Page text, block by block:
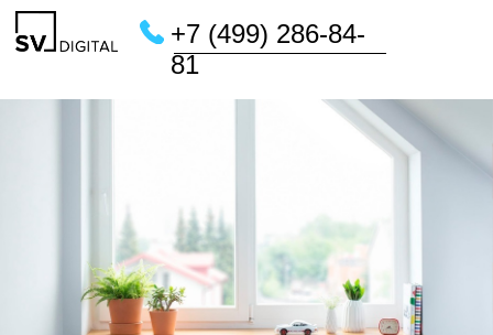
+7 (499) 286-84-